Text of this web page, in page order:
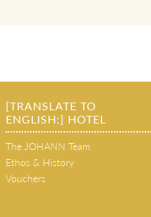
[TRANSLATE TO
ENGLISH:] HOTEL
The JOHANN Team
Ethos & History
Vouchers